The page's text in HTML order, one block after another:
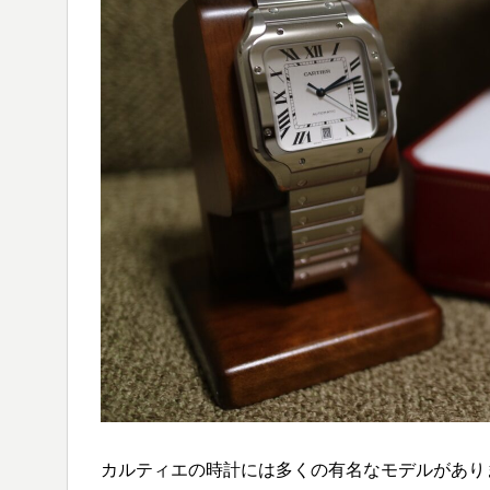
カルティエの時計には多くの有名なモデルがあり